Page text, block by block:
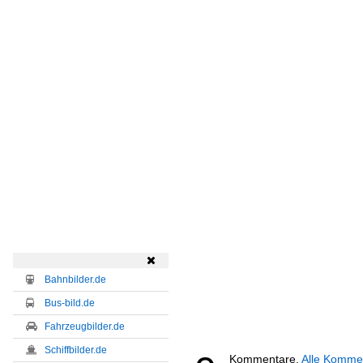

Bahnbilder.de
Bus-bild.de
Fahrzeugbilder.de
Schiffbilder.de
Kommentare, Alle